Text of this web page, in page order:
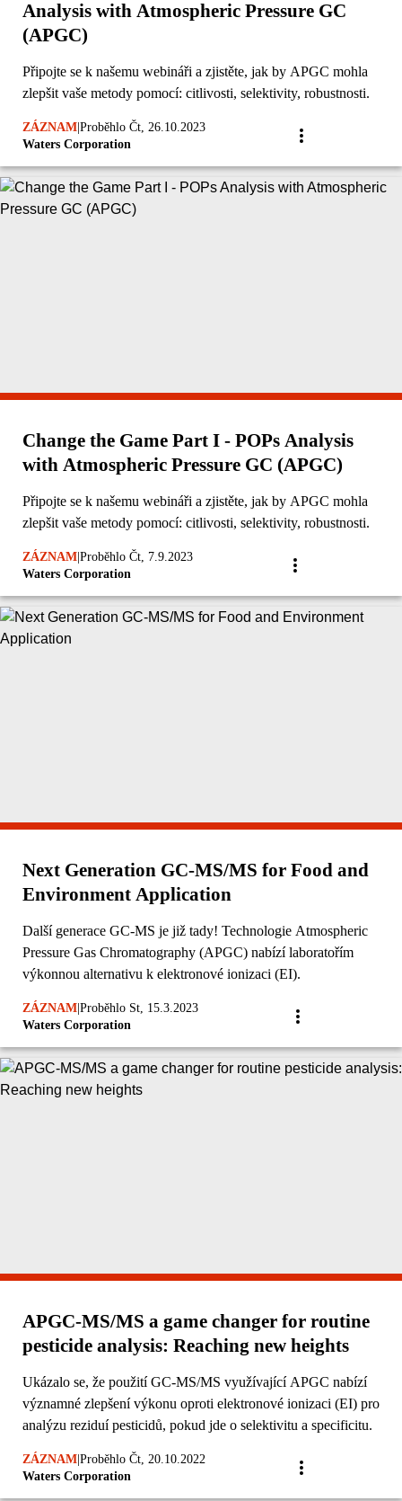
Analysis with Atmospheric Pressure GC
(APGC)
Připojte se k našemu webináři a zjistěte, jak by APGC mohla
zlepšit vaše metody pomocí: citlivosti, selektivity, robustnosti.
ZÁZNAM Proběhlo Čt, 26.10.2023
Waters Corporation
Change the Game Part I - POPs Analysis
with Atmospheric Pressure GC (APGC)
Připojte se k našemu webináři a zjistěte, jak by APGC mohla
zlepšit vaše metody pomocí: citlivosti, selektivity, robustnosti.
ZÁZNAM Proběhlo Čt, 7.9.2023
Waters Corporation
Next Generation GC-MS/MS for Food and
Environment Application
Další generace GC-MS je již tady! Technologie Atmospheric
Pressure Gas Chromatography (APGC) nabízí laboratořím
výkonnou alternativu k elektronové ionizaci (EI).
ZÁZNAM Proběhlo St, 15.3.2023
Waters Corporation
APGC-MS/MS a game changer for routine
pesticide analysis: Reaching new heights
Ukázalo se, že použití GC-MS/MS využívající APGC nabízí
významné zlepšení výkonu oproti elektronové ionizaci (EI) pro
analýzu reziduí pesticidů, pokud jde o selektivitu a specificitu.
ZÁZNAM Proběhlo Čt, 20.10.2022
Waters Corporation